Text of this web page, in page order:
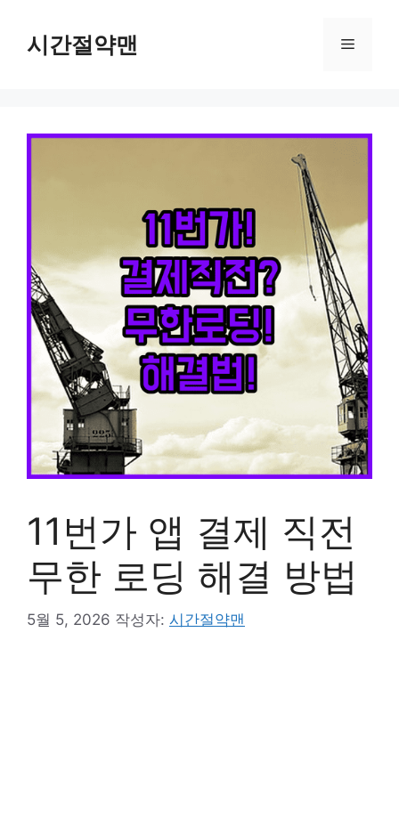
시간절약맨 메
11번가 앱 결제 직전
무한 로딩 해결 방법
5월 5, 2026 작성자: 시간절약맨